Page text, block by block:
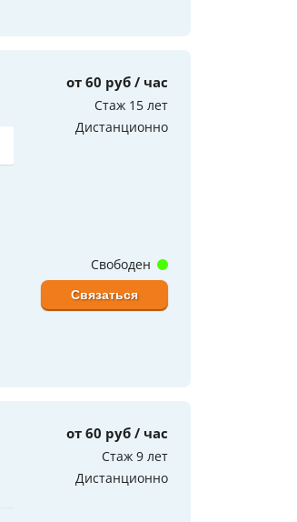
от 60 руб / час
Стаж 15 лет
Дистанционно
Свободен
Связаться
от 60 руб / час
Стаж 9 лет
Дистанционно